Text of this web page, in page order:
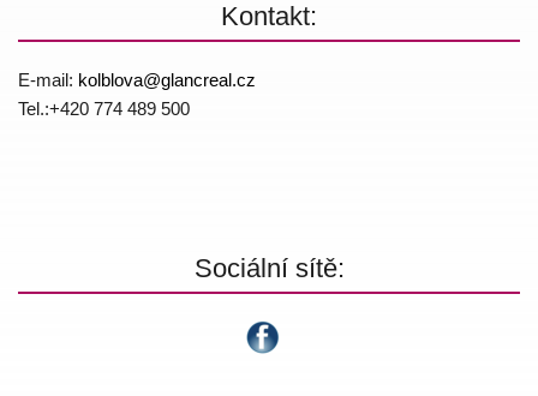
Kontakt:
E-mail: kolblova@glancreal.cz
Tel.:+420 774 4­89 500
Sociální sítě: